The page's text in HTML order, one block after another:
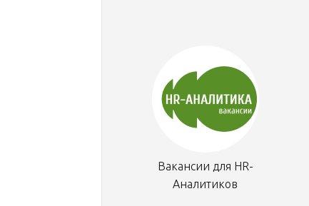
Вакансии для HR-
Аналитиков